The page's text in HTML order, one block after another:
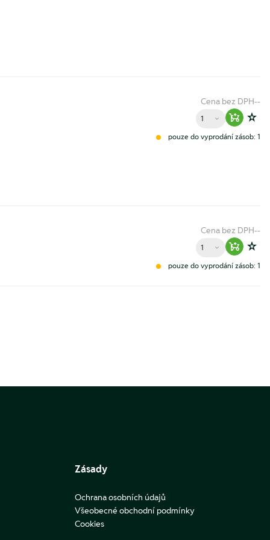
Cena bez DPH--
Množství
Zur
pouze do vyprodání zásob: 1
Cena bez DPH--
Množství
Zur
pouze do vyprodání zásob: 1
Zásady
Ochrana osobních údajů
Všeobecné obchodní podmínky
Cookies